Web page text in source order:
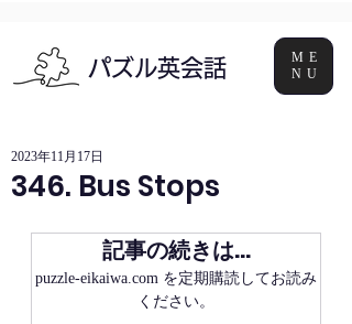
パズル英会話
ME
NU
346. Bus Stops
2023年11月17日
記事の続きは…
puzzle-eikaiwa.com を定期購読してお読み
ください。